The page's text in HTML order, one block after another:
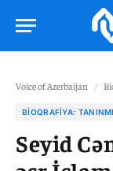
Voice of Azerbaijan /
BIOQRAFIYA:
Seyid